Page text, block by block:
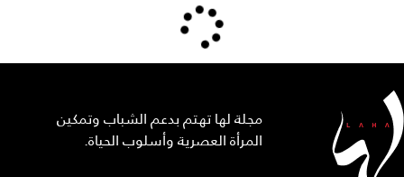
مجلة لها تهتم بدعم الشباب وتمكين
المرأة العصرية وأسلوب الحياة.